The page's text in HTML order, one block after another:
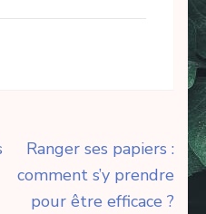
Ranger ses papiers :
comment s’y prendre
pour être efficace ?